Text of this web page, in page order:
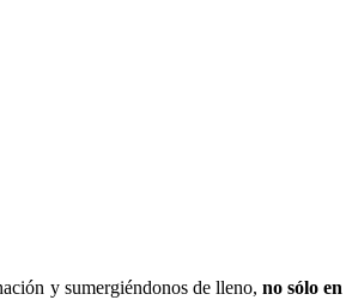
y sumergiéndonos de lleno, no sólo en